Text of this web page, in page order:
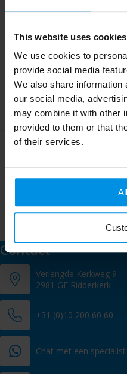
This website uses cookies
We use cookies to
provide social media
We also share information
our social media,
may combine it with other
provided to them or that
of their services.
Kosta Linnewäfveri
Wollen Plaid Streep
Al vanaf € 33,14
Meld je aan voor
Schrijf je in voor onze
onze leuke aanbiedingen of
Contact
Verlengde Kerkweg 9
2981 GE Ridderkerk
+31 (0)10 200 60 60
Chat met een specialist